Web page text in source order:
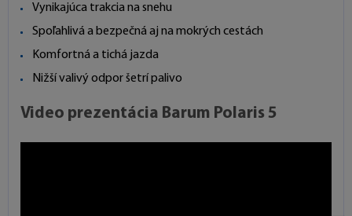
Vynikajúca trakcia na snehu
Spoľahlivá a bezpečná aj na mokrých cestách
Komfortná a tichá jazda
Nižší valivý odpor šetrí palivo
Video prezentácia Barum Polaris 5